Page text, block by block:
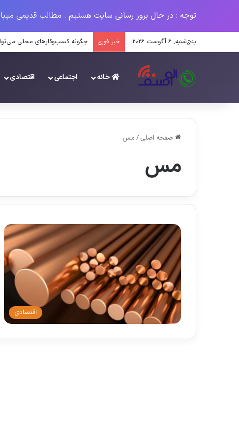
توجه : در حال بروز رسانی سایت هستیم . مطالب قدیمی
پنج‌شنبه, 6 آگوست 2026 خبر فوری چگونه کسب‌وکارهای محلی
خانه اجتماعی اقتصادی
صفحه اصلی / مس
مس
اقتصادی